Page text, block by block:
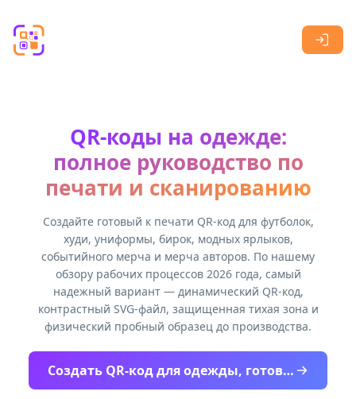
QR-коды на одежде:
полное руководство по
печати и сканированию
Создайте готовый к печати QR-код для футболок,
худи, униформы, бирок, модных ярлыков,
событийного мерча и мерча авторов. По нашему
обзору рабочих процессов 2026 года, самый
надежный вариант — динамический QR-код,
контрастный SVG-файл, защищенная тихая зона и
физический пробный образец до производства.
Создать QR-код для одежды, готовый к печати